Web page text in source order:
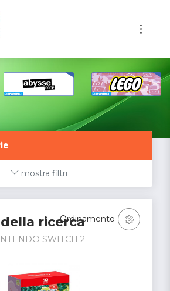
mostra filtri
ricerca
SWITCH 2
Ordinamento